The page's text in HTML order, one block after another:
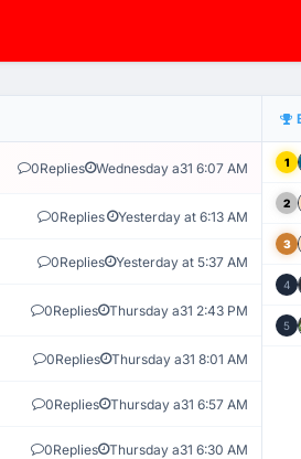
HỆ THỐNG GIÁM SÁT TỰ
0Replies Wednesday a31 6:07 AM
0Replies Yesterday at 6:13 AM
0Replies Yesterday at 5:37 AM
0Replies Thursday a31 2:43 PM
0Replies Thursday a31 8:01 AM
0Replies Thursday a31 6:57 AM
0Replies Thursday a31 6:30 AM
1
2
3
4
5